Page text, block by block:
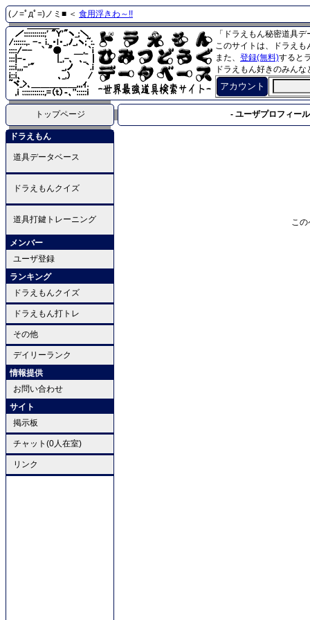
(ノ=ﾟдﾟ=)ノミ■ ＜ 食用浮きわ～!!
「ドラえもん秘密道具
このサイトは、ドラえ
また、 登録(無料)すると
ドラえもん好きのみん
アカウント
トップページ - ユーザプロフィー
ドラえもん
道具データベース
ドラえもんクイズ
道具打鍵トレーニング
メンバー
ユーザ登録
ランキング
ドラえもんクイズ
ドラえもん打トレ
その他
デイリーランク
情報提供
お問い合わせ
サイト
掲示板
チャット(0人在室)
リンク
こ